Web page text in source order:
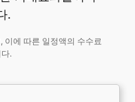
.
이에 따른 일정액의 수수료
.